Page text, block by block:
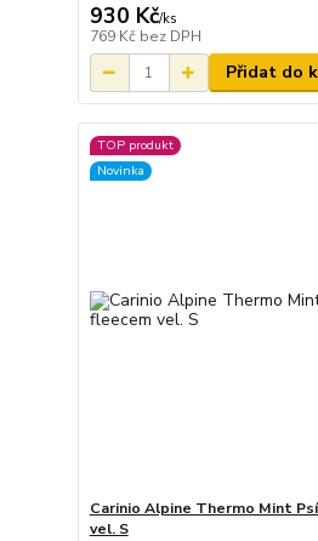
930 Kč/ks
769 Kč bez DPH
Přidat do
TOP produkt
Novinka
Carinio Alpine Thermo Mint
vel. S